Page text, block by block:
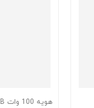
هویه 100 وات LSH100B